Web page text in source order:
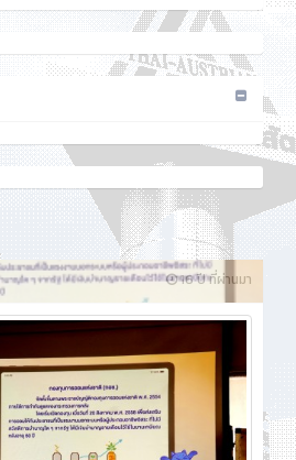
16 ปี ที่ผ่านมา